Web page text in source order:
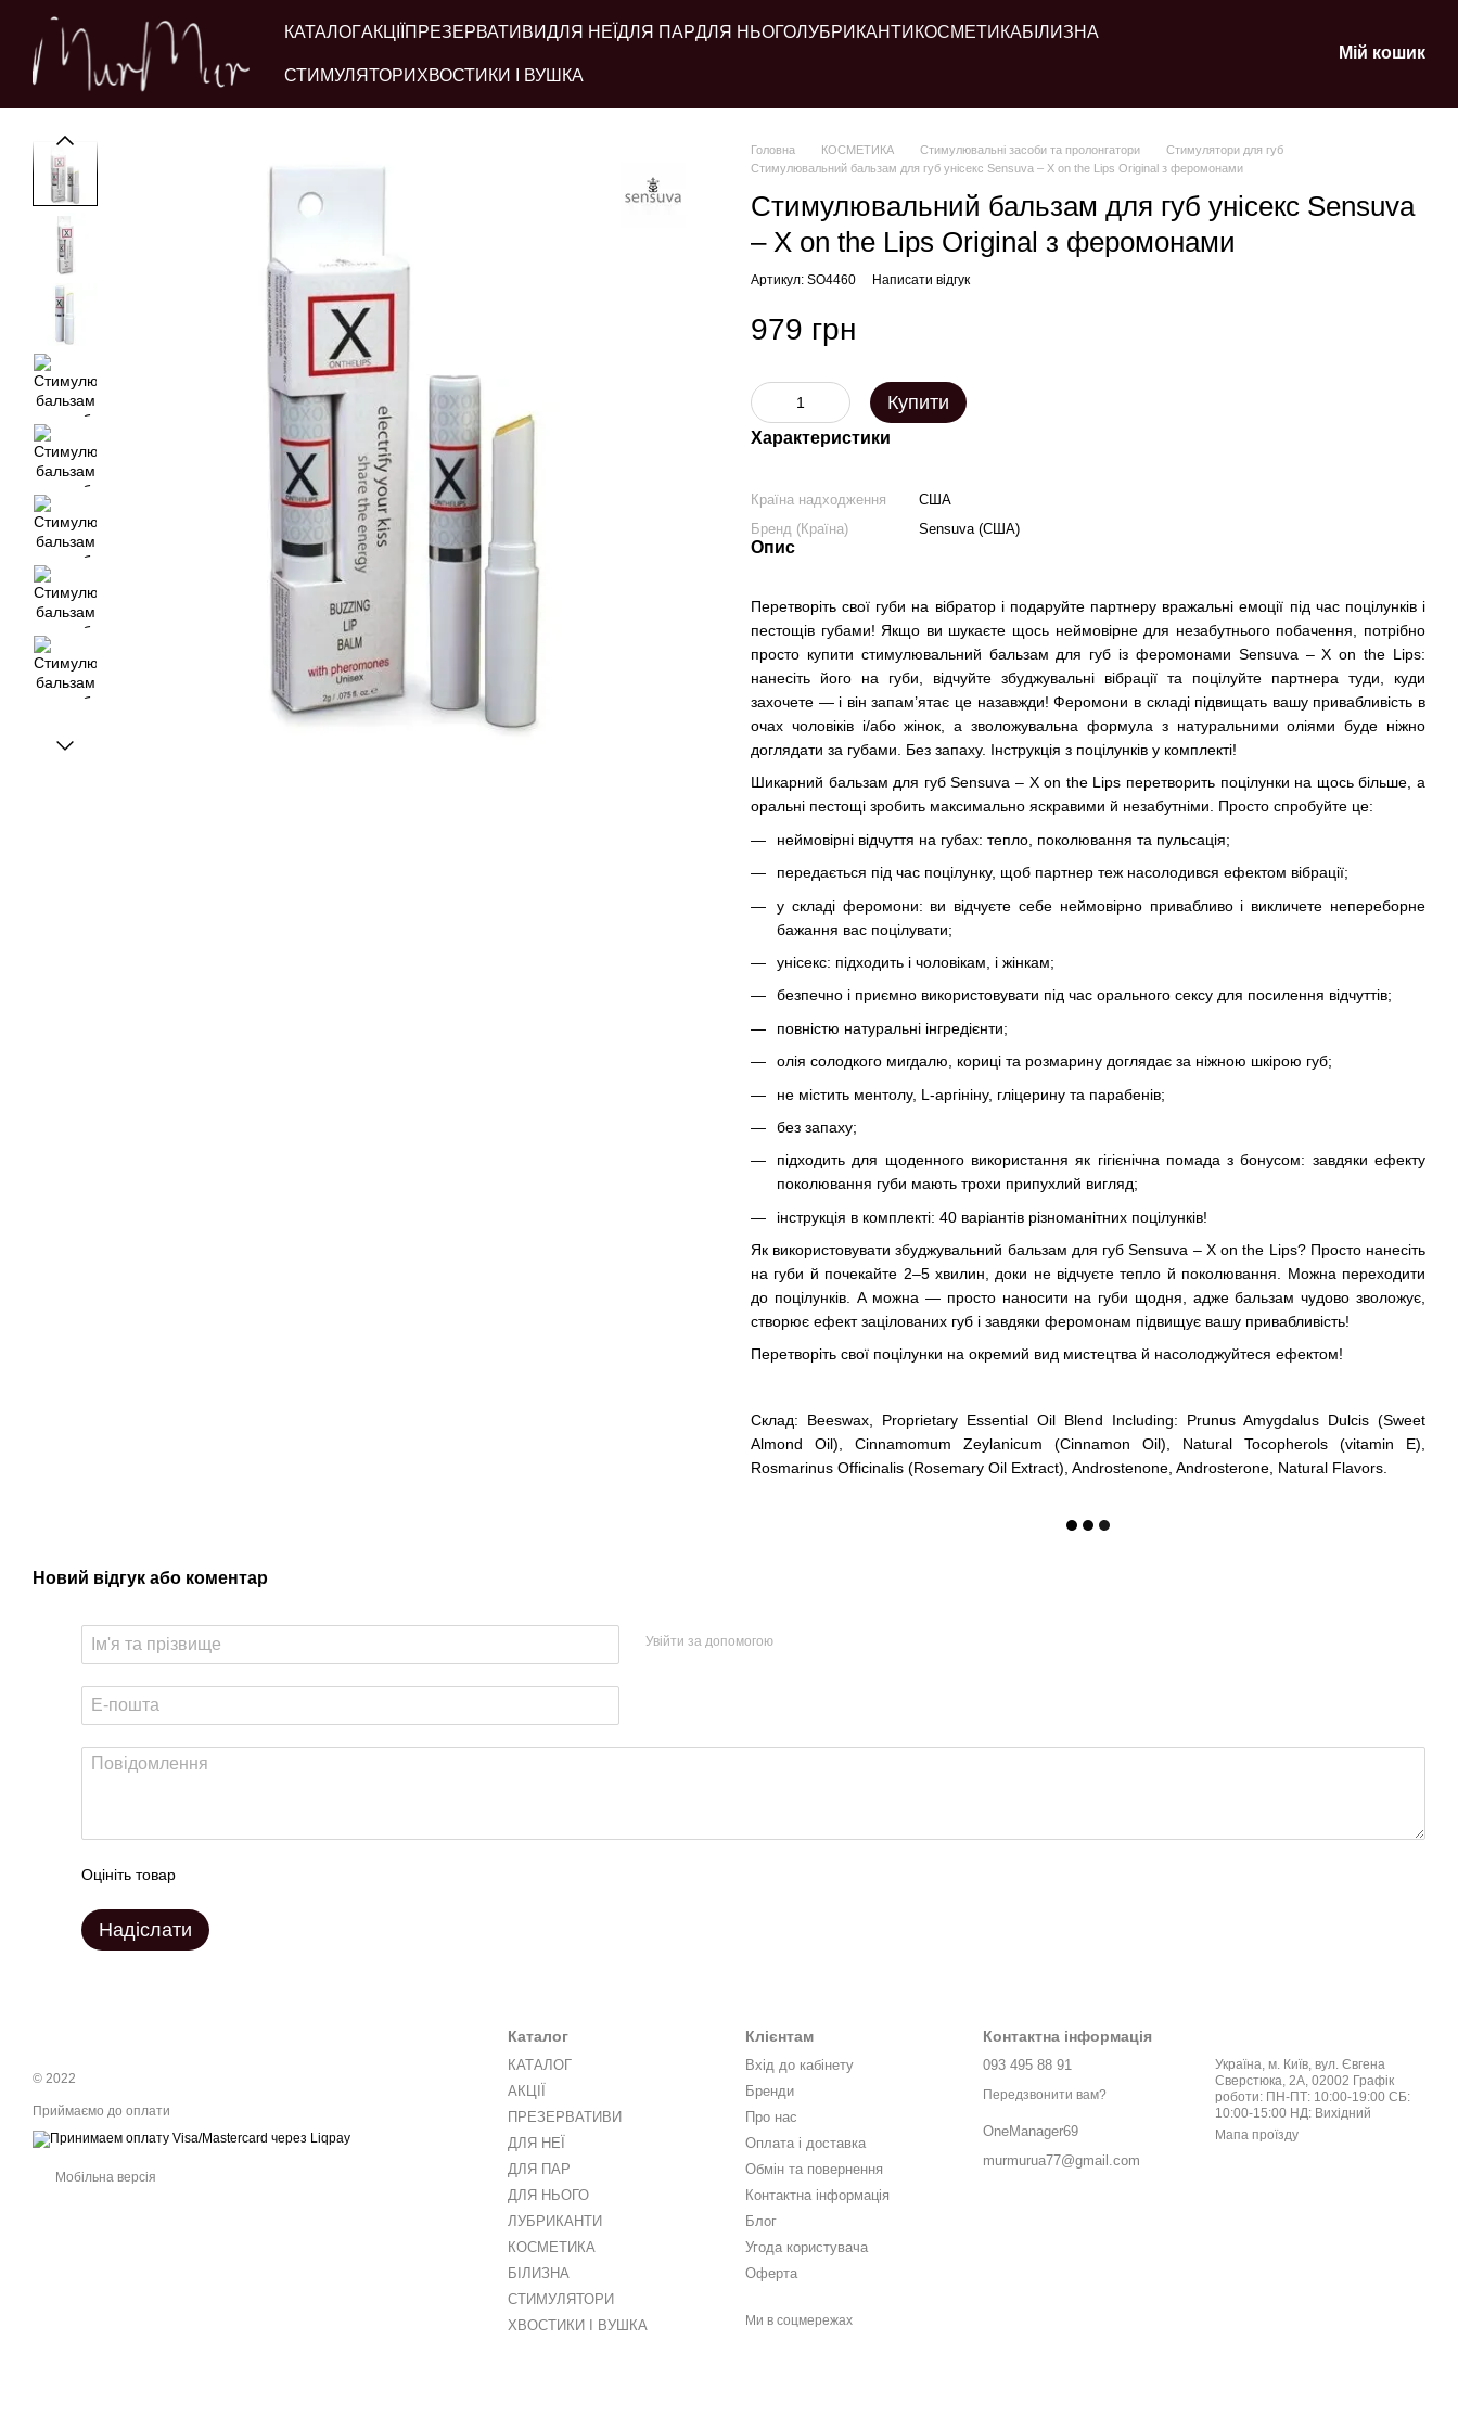
Перейти до основного контенту
КАТАЛОГАКЦІЇ ПРЕЗЕРВАТИВИДЛЯ НЕЇ ДЛЯ ПАРДЛЯ НЬОГОЛУБРИКАНТИ КОСМЕТИКАБІЛИЗНА
СТИМУЛЯТОРИ ХВОСТИКИ І ВУШКА
Мій кошик
Головна КОСМЕТИКА Стимулювальні засоби та пролонгатори
Стимулятори для губ
Стимулювальний бальзам для губ унісекс Sensuva – X on the Lips Original з феромонами
Стимулювальний бальзам для губ унісекс Sensuva
– X on the Lips Original з феромонами
Артикул: SO4460 Написати відгук
979 грн
Купити
Характеристики
Країна надходження
США
Бренд (Країна)
Sensuva (США)
Опис
Перетворіть свої губи на вібратор і подаруйте партнеру вражальні емоції під час поцілунків і
пестощів губами! Якщо ви шукаєте щось неймовірне для незабутнього побачення, потрібно
просто купити стимулювальний бальзам для губ із феромонами Sensuva – X on the Lips:
нанесіть його на губи, відчуйте збуджувальні вібрації та поцілуйте партнера туди, куди
захочете — і він запам’ятає це назавжди! Феромони в складі підвищать вашу привабливість в
очах чоловіків і/або жінок, а зволожувальна формула з натуральними оліями буде ніжно
доглядати за губами. Без запаху. Інструкція з поцілунків у комплекті!
Шикарний бальзам для губ Sensuva – X on the Lips перетворить поцілунки на щось більше, а
оральні пестощі зробить максимально яскравими й незабутніми. Просто спробуйте це:
неймовірні відчуття на губах: тепло, поколювання та пульсація;
передається під час поцілунку, щоб партнер теж насолодився ефектом вібрації;
у складі феромони: ви відчуєте себе неймовірно привабливо і викличете непереборне
бажання вас поцілувати;
унісекс: підходить і чоловікам, і жінкам;
безпечно і приємно використовувати під час орального сексу для посилення відчуттів;
повністю натуральні інгредієнти;
олія солодкого мигдалю, кориці та розмарину доглядає за ніжною шкірою губ;
не містить ментолу, L-аргініну, гліцерину та парабенів;
без запаху;
підходить для щоденного використання як гігієнічна помада з бонусом: завдяки ефекту
поколювання губи мають трохи припухлий вигляд;
інструкція в комплекті: 40 варіантів різноманітних поцілунків!
Як використовувати збуджувальний бальзам для губ Sensuva – X on the Lips? Просто нанесіть
на губи й почекайте 2–5 хвилин, доки не відчуєте тепло й поколювання. Можна переходити
до поцілунків. А можна — просто наносити на губи щодня, адже бальзам чудово зволожує,
створює ефект зацілованих губ і завдяки феромонам підвищує вашу привабливість!
Перетворіть свої поцілунки на окремий вид мистецтва й насолоджуйтеся ефектом!
Склад: Beeswax, Proprietary Essential Oil Blend Including: Prunus Amygdalus Dulcis (Sweet
Almond Oil), Cinnamomum Zeylanicum (Cinnamon Oil), Natural Tocopherols (vitamin E),
Rosmarinus Officinalis (Rosemary Oil Extract), Androstenone, Androsterone, Natural Flavors.
Новий відгук або коментар
Увійти за допомогою
Оцініть товар
Надіслати
© 2022
Приймаємо до оплати
Мобільна версія
Каталог
КАТАЛОГ
АКЦІЇ
ПРЕЗЕРВАТИВИ
ДЛЯ НЕЇ
ДЛЯ ПАР
ДЛЯ НЬОГО
ЛУБРИКАНТИ
КОСМЕТИКА
БІЛИЗНА
СТИМУЛЯТОРИ
ХВОСТИКИ І ВУШКА
Клієнтам
Вхід до кабінету
Бренди
Про нас
Оплата і доставка
Обмін та повернення
Контактна інформація
Блог
Угода користувача
Оферта
Ми в соцмережах
Контактна інформація
093 495 88 91
Передзвонити вам?
OneManager69
murmurua77@gmail.com
Україна, м. Київ, вул. Євгена
Сверстюка, 2А, 02002 Графік
роботи: ПН-ПТ: 10:00-19:00 СБ:
10:00-15:00 НД: Вихідний
Мапа проїзду